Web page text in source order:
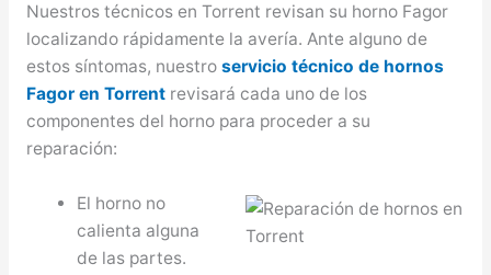
Nuestros técnicos en Torrent revisan su horno Fagor
localizando rápidamente la avería. Ante alguno de
estos síntomas, nuestro servicio técnico de hornos
Fagor en Torrentrevisará cada uno de los
componentes del horno para proceder a su
reparación:
El horno no
calienta alguna
de las partes.